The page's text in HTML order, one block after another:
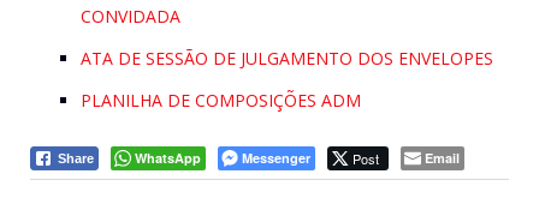
CONVIDADA
ATA DE SESSÃO DE JULGAMENTO DOS ENVELOPES
PLANILHA DE COMPOSIÇÕES ADM
Share WhatsApp Messenger Post Email